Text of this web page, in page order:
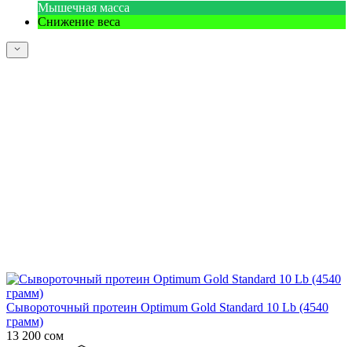
Мышечная масса
Снижение веса
Сывороточный протеин Optimum Gold Standard 10 Lb (4540
грамм)
13 200 сом